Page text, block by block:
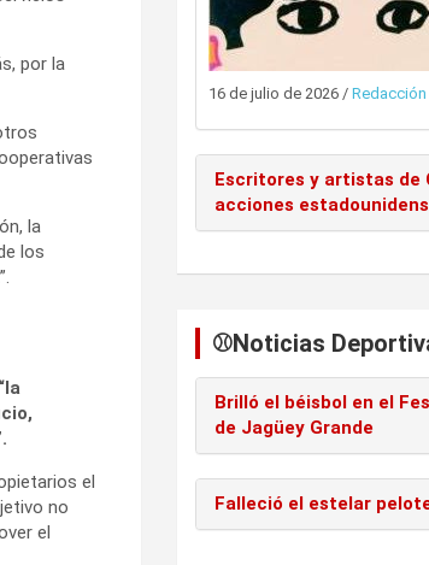
por la
la
los
el
no
el
16 de julio de 2026 /
Escritores y artistas de
acciones
⚾️Noticias
Brilló el béisbol en el
de Jagüey Grande
Falleció el estelar